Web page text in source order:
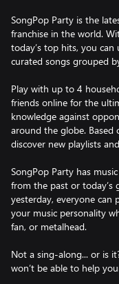
SongPop Party is the
franchise in the world.
today’s top hits, you
curated songs grouped
Play with up to 4
friends online for the
knowledge against
around the globe. Based
discover new playlists
SongPop Party has
from the past or today’s
yesterday, everyone
your music personality
fan, or metalhead.
Not a sing-along... or is
won’t be able to help